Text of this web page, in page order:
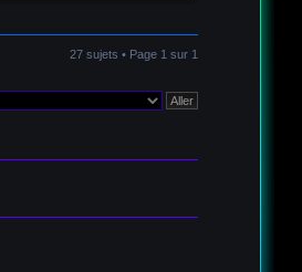
27 sujets • Page 1 sur 1